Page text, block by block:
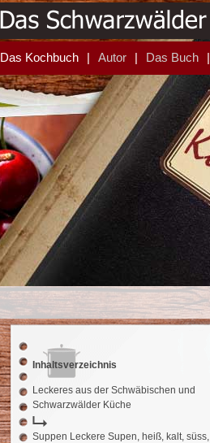
Das Kochbuch Autor Das Buch
Inhaltsverzeichnis
Leckeres aus der Schwäbischen und
Schwarzwälder Küche
Suppen Leckere Supen, heiß, kalt, süss,